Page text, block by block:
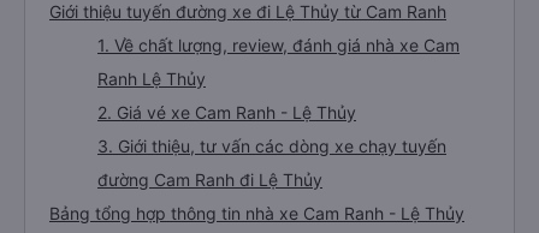
Giới thiệu tuyến đường xe đi Lệ Thủy từ Cam Ranh
1. Về chất lượng, review, đánh giá nhà xe Cam
Ranh Lệ Thủy
2. Giá vé xe Cam Ranh - Lệ Thủy
3. Giới thiệu, tư vấn các dòng xe chạy tuyến
đường Cam Ranh đi Lệ Thủy
Bảng tổng hợp thông tin nhà xe Cam Ranh - Lệ Thủy